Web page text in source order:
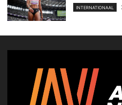
INTERNATIONAAL